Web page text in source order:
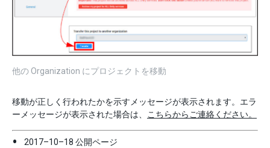
他の Organization にプロジェクトを移動
移動が正しく行われたかを示すメッセージが表示されます。エラ
ーメッセージが表示された場合は、
こちらからご連絡ください。
2017–10–18 公開ページ